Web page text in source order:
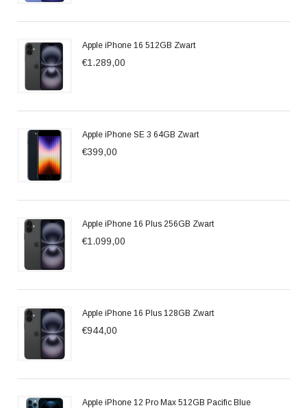
Apple iPhone 16 512GB Zwart
€1.289,00
Apple iPhone SE 3 64GB Zwart
€399,00
Apple iPhone 16 Plus 256GB Zwart
€1.099,00
Apple iPhone 16 Plus 128GB Zwart
€944,00
Apple iPhone 12 Pro Max 512GB Pacific Blue